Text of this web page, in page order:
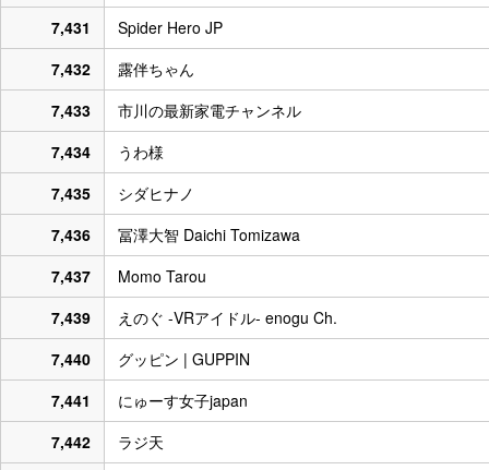
7,431
Spider Hero JP
7,432
露伴ちゃん
7,433
市川の最新家電チャンネル
7,434
うわ様
7,435
シダヒナノ
7,436
冨澤大智 Daichi Tomizawa
7,437
Momo Tarou
7,439
えのぐ -VRアイドル- enogu Ch.
7,440
グッピン | GUPPIN
7,441
にゅーす女子japan
7,442
ラジ天